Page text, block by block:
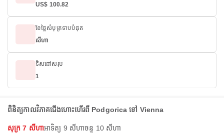
US$ 100.82
ខែថ្លៃសំបុត្រទាបបំផុត
សីហា
ទិសដៅសរុប
1
ពិនិត្យកាលវិភាគជើងហោះហើរពី Podgorica ទៅ Vienna
សុក្រ 7 សីហាអាទិត្យ 9 សីហាចន្ទ 10 សីហា